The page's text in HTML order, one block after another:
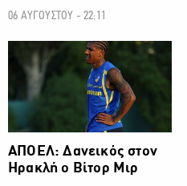
06 ΑΥΓΟΥΣΤΟΥ - 22:11
ΠΡΩΤΑΘΛΗΜΑ CYTA
ΑΠΟΕΛ: Δανεικός στον
Ηρακλή ο Βίτορ Μιρ